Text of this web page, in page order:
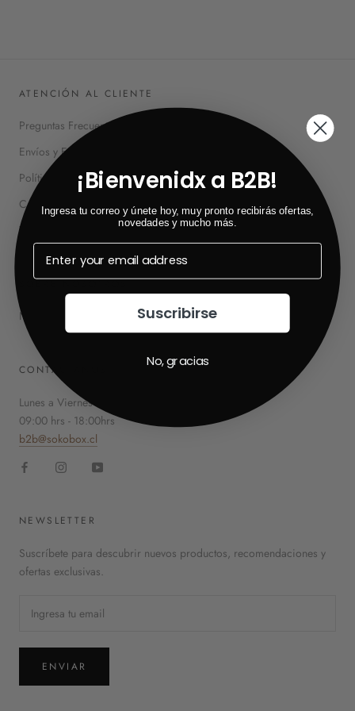
ATENCIÓN AL CLIENTE
Preguntas Frecuentes
Envíos y Entregas
Políticas de Privacidad
Cambios y Devoluciones
Términos y Condiciones
SOBRE NOSOTROS
Nuestra Historia
CONTÁCTANOS
Lunes a Viernes
09:00 hrs - 18:00hrs
b2b@sokobox.cl
NEWSLETTER
Suscríbete para descubrir nuevos productos, recomendaciones y
ofertas exclusivas.
ENVIAR
¡Bienvenidx a B2B!
Ingresa tu correo y únete hoy, muy pronto recibirás ofertas,
novedades y mucho más.
Suscribirse
No, gracias